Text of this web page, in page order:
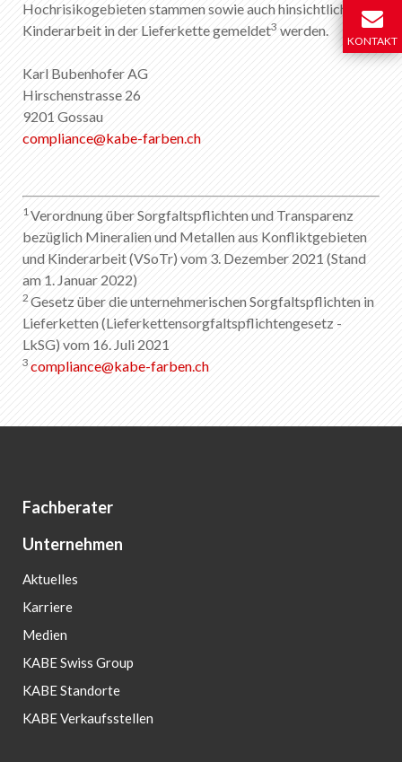
Hochrisikogebieten stammen sowie auch hinsichtlich der
Kinderarbeit in der Lieferkette gemeldet3 werden.
Karl Bubenhofer AG
Hirschenstrasse 26
9201 Gossau
compliance@kabe-farben.ch
1Verordnung über Sorgfaltspflichten und Transparenz
bezüglich Mineralien und Metallen aus Konfliktgebieten
und Kinderarbeit (VSoTr) vom 3. Dezember 2021 (Stand
am 1. Januar 2022)
2Gesetz über die unternehmerischen Sorgfaltspflichten in
Lieferketten (Lieferkettensorgfaltspflichtengesetz -
LkSG) vom 16. Juli 2021
3 compliance@kabe-farben.ch
Fachberater
Unternehmen
Aktuelles
Karriere
Medien
KABE Swiss Group
KABE Standorte
KABE Verkaufsstellen
KONTAKT